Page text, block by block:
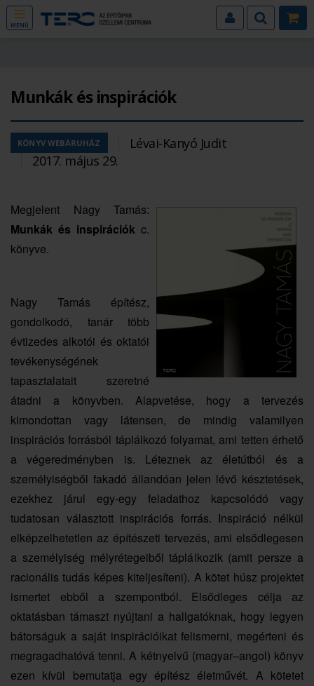
MENÜ
Munkák és inspirációk
KÖNYV WEBÁRUHÁZ
Lévai-Kanyó Judit
2017. május 29.
Megjelent Nagy Tamás:
Munkák és inspirációk c.
könyve.
Nagy Tamás építész,
gondolkodó, tanár több
évtizedes alkotói és oktatói
tevékenységének
tapasztalatait szeretné
átadni a könyvben. Alapvetése, hogy a tervezés
kimondottan vagy látensen, de mindig valamilyen
inspirációs forrásból táplálkozó folyamat, ami tetten érhető
a végeredményben is. Léteznek az életútból és a
személyiségből fakadó állandóan jelen lévő késztetések,
ezekhez járul egy-egy feladathoz kapcsolódó vagy
tudatosan választott inspirációs forrás. Inspiráció nélkül
elképzelhetetlen az építészeti tervezés, ami elsődlegesen
a személyiség mélyrétegeiből táplálkozik (amit persze a
racionális tudás képes kiteljesíteni). A kötet húsz projektet
ismertet ebből a szempontból. Elsődleges célja az
oktatásban támaszt nyújtani a hallgatóknak, hogy legyen
bátorságuk a saját inspirációikat felismerni, megérteni és
megragadhatóvá tenni. A kétnyelvű (magyar–angol) könyv
ezen kívül bemutatja egy építész életművét. A kötetet